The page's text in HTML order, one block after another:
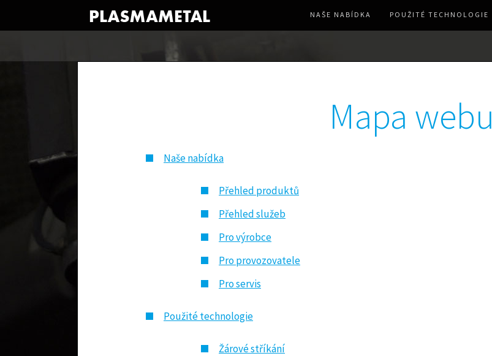
NAŠE NABÍDKA POUŽITÉ TECHNOLOGIE
Mapa webu
Naše nabídka
Přehled produktů
Přehled služeb
Pro výrobce
Pro provozovatele
Pro servis
Použité technologie
Žárové stříkání